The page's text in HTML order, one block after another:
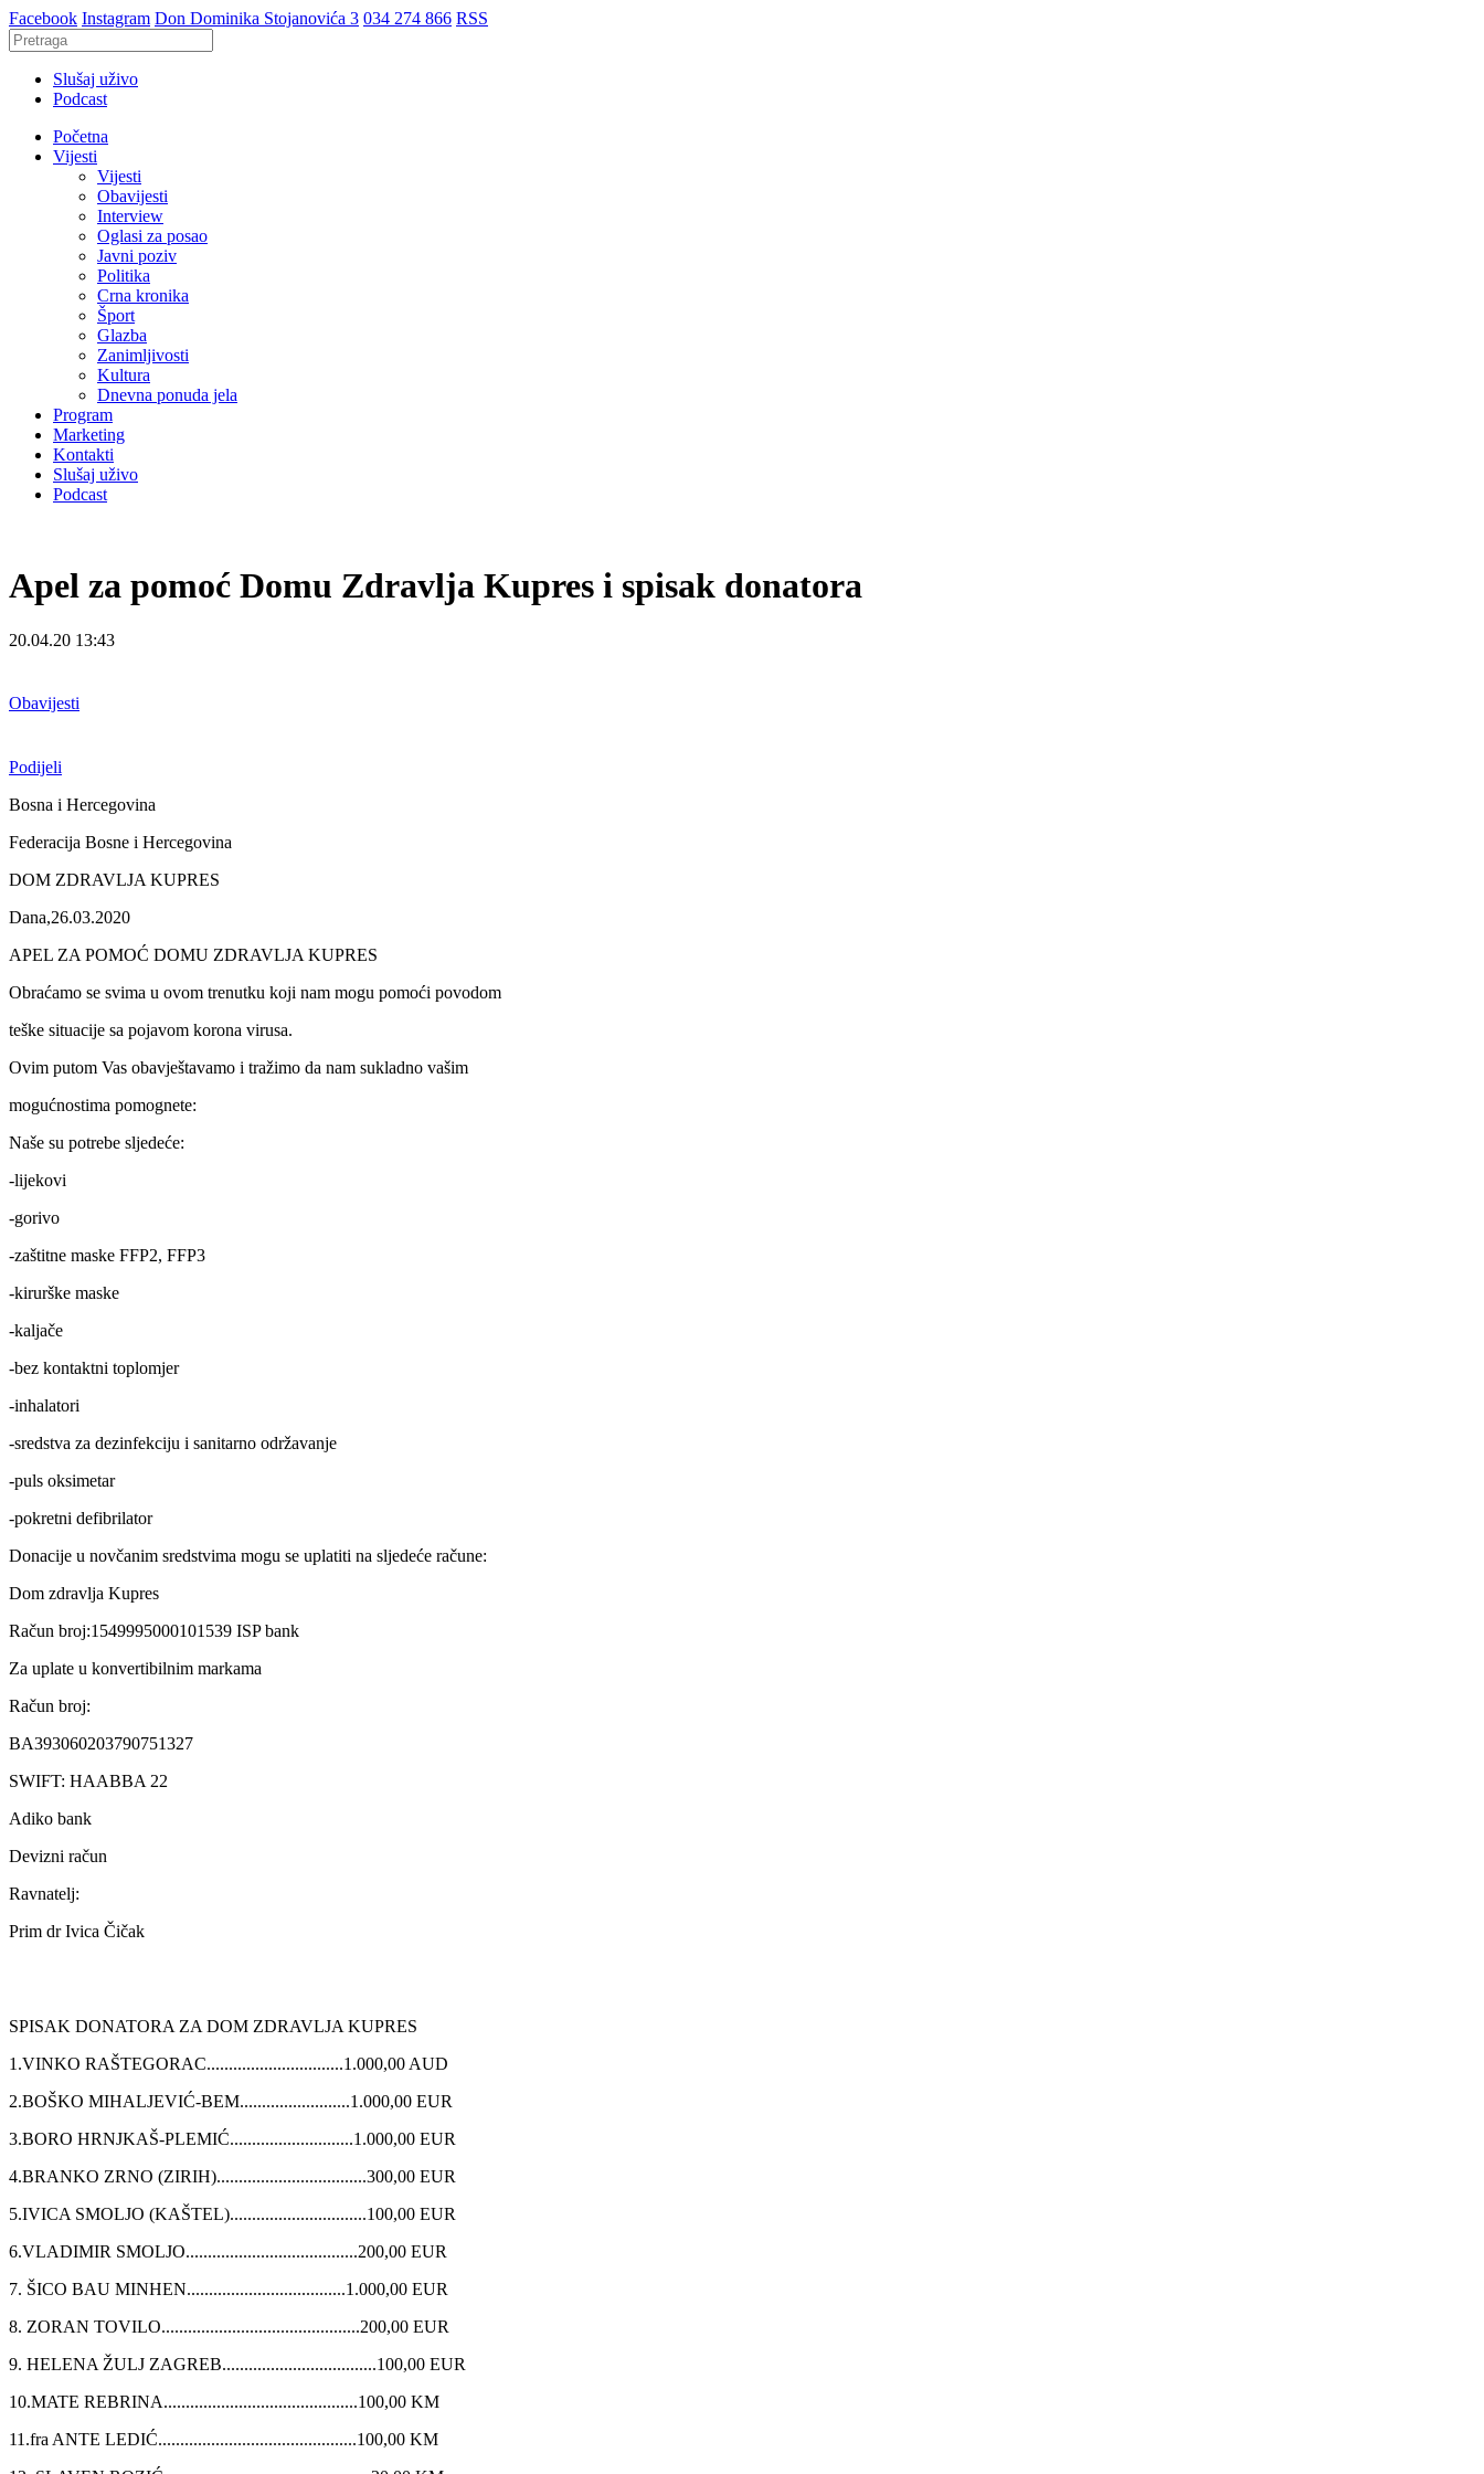
Facebook Instagram Don Dominika Stojanovića 3 034 274 866 RSS
Slušaj uživo
Podcast
Početna
Vijesti
Vijesti
Obavijesti
Interview
Oglasi za posao
Javni poziv
Politika
Crna kronika
Šport
Glazba
Zanimljivosti
Kultura
Dnevna ponuda jela
Program
Marketing
Kontakti
Slušaj uživo
Podcast
Apel za pomoć Domu Zdravlja Kupres i spisak donatora
20.04.20 13:43
Obavijesti
Podijeli
Bosna i Hercegovina
Federacija Bosne i Hercegovina
DOM ZDRAVLJA KUPRES
Dana,26.03.2020
APEL ZA POMOĆ DOMU ZDRAVLJA KUPRES
Obraćamo se svima u ovom trenutku koji nam mogu pomoći povodom
teške situacije sa pojavom korona virusa.
Ovim putom Vas obavještavamo i tražimo da nam sukladno vašim
mogućnostima pomognete:
Naše su potrebe sljedeće:
-lijekovi
-gorivo
-zaštitne maske FFP2, FFP3
-kirurške maske
-kaljače
-bez kontaktni toplomjer
-inhalatori
-sredstva za dezinfekciju i sanitarno održavanje
-puls oksimetar
-pokretni defibrilator
Donacije u novčanim sredstvima mogu se uplatiti na sljedeće račune:
Dom zdravlja Kupres
Račun broj:1549995000101539 ISP bank
Za uplate u konvertibilnim markama
Račun broj:
BA393060203790751327
SWIFT: HAABBA 22
Adiko bank
Devizni račun
Ravnatelj:
Prim dr Ivica Čičak
SPISAK DONATORA ZA DOM ZDRAVLJA KUPRES
1.VINKO RAŠTEGORAC...............................1.000,00 AUD
2.BOŠKO MIHALJEVIĆ-BEM.........................1.000,00 EUR
3.BORO HRNJKAŠ-PLEMIĆ............................1.000,00 EUR
4.BRANKO ZRNO (ZIRIH)..................................300,00 EUR
5.IVICA SMOLJO (KAŠTEL)...............................100,00 EUR
6.VLADIMIR SMOLJO.......................................200,00 EUR
7. ŠICO BAU MINHEN....................................1.000,00 EUR
8. ZORAN TOVILO.............................................200,00 EUR
9. HELENA ŽULJ ZAGREB...................................100,00 EUR
10.MATE REBRINA............................................100,00 KM
11.fra ANTE LEDIĆ.............................................100,00 KM